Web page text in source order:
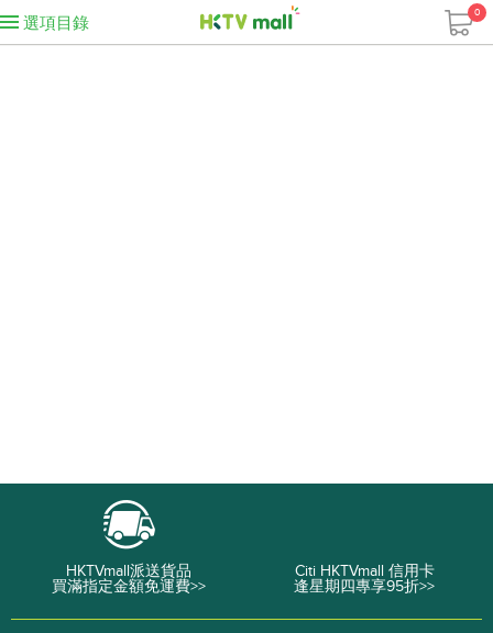
選項目錄
0
HKTVmall派送貨品
買滿指定金額免運費>>
Citi HKTVmall 信用卡
逢星期四專享95折>>